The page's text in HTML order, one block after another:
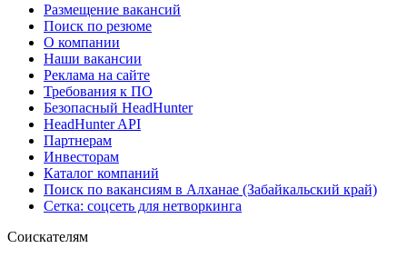
Размещение вакансий
Поиск по резюме
О компании
Наши вакансии
Реклама на сайте
Требования к ПО
Безопасный HeadHunter
HeadHunter API
Партнерам
Инвесторам
Каталог компаний
Поиск по вакансиям в Алханае (Забайкальский край)
Сетка: соцсеть для нетворкинга
Соискателям